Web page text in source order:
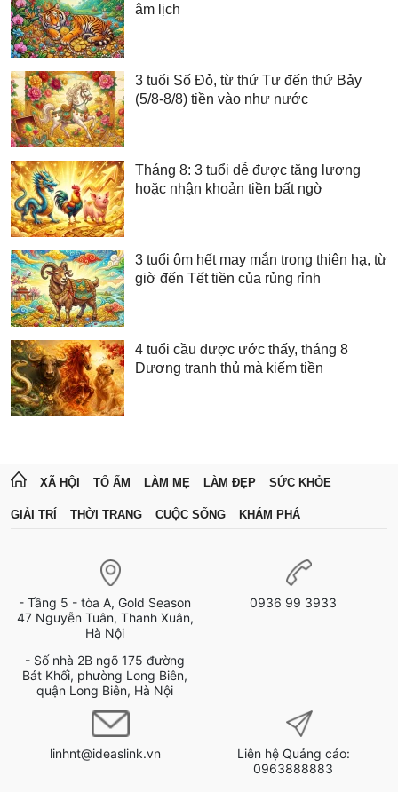
âm lịch
3 tuổi Số Đỏ, từ thứ Tư đến thứ Bảy
(5/8-8/8) tiền vào như nước
Tháng 8: 3 tuổi dễ được tăng lương
hoặc nhận khoản tiền bất ngờ
3 tuổi ôm hết may mắn trong thiên hạ, từ
giờ đến Tết tiền của rủng rỉnh
4 tuổi cầu được ước thấy, tháng 8
Dương tranh thủ mà kiếm tiền
XÃ HỘI TỔ ẤM LÀM MẸ LÀM ĐẸP SỨC KHỎE
GIẢI TRÍ THỜI TRANG CUỘC SỐNG KHÁM PHÁ
- Tầng 5 - tòa A, Gold Season
47 Nguyễn Tuân, Thanh Xuân,
Hà Nội
- Số nhà 2B ngõ 175 đường
Bát Khối, phường Long Biên,
quận Long Biên, Hà Nội
0936 99 3933
linhnt@ideaslink.vn
Liên hệ Quảng cáo:
0963888883